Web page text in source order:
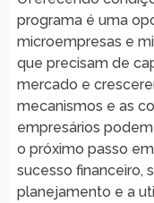
programa é uma
microempresas e
que precisam de
mercado e
mecanismos e as
empresários
o próximo passo
sucesso financeiro,
planejamento e a